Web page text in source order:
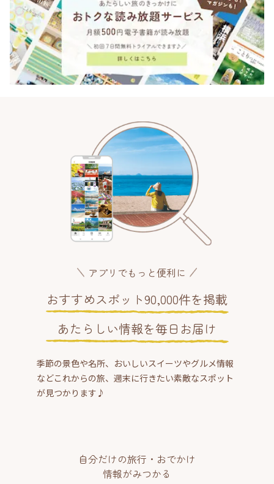
アプリでもっと便利に
おすすめスポット90,000件を掲載
あたらしい情報を毎日お届け
季節の景色や名所、おいしいスイーツやグルメ情報
などこれからの旅、週末に行きたい素敵なスポット
が見つかります♪
自分だけの旅行・おでかけ
情報がみつかる